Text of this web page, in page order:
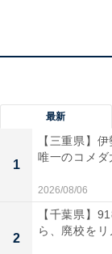
最新
1
【三重県】
唯一のコメダ
2026/08/06
2
【千葉県】
ら、廃校を